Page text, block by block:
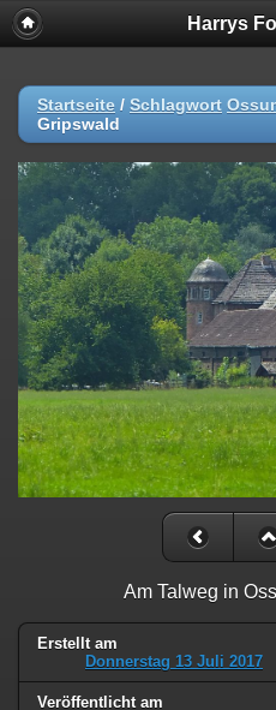
Harrys
Startseite / Schlagwort
Gripswald
Am Talweg in
Erstellt am
Donnerstag 13 Juli 2017
Veröffentlicht am